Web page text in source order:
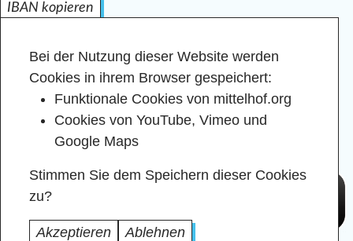
IBAN kopieren
Bei der Nutzung dieser Website werden
Cookies in ihrem Browser gespeichert:
Funktionale Cookies von mittelhof.org
Cookies von YouTube, Vimeo und
Google Maps
Stimmen Sie dem Speichern dieser Cookies
zu?
Akzeptieren Ablehnen